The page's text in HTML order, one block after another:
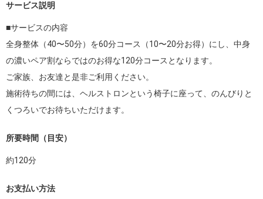
サービス説明
■サービスの内容
全身整体（40〜50分）を60分コース（10〜20分お得）にし、中身
の濃いペア割ならではのお得な120分コースとなります。
ご家族、お友達と是非ご利用ください。
施術待ちの間には、ヘルストロンという椅子に座って、のんびりと
くつろいでお待ちいただけます。
所要時間（目安）
約120分
お支払い方法